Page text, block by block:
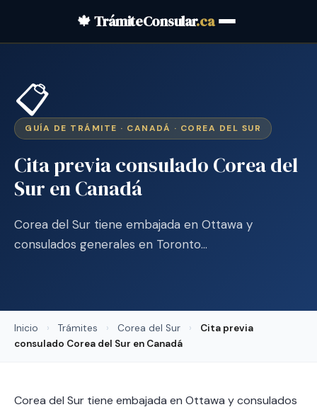
🍁 TrámiteConsular.ca
📋
GUÍA DE TRÁMITE · CANADÁ · COREA DEL SUR
Cita previa consulado Corea del
Sur en Canadá
Corea del Sur tiene embajada en Ottawa y
consulados generales en Toronto…
Inicio › Trámites › Corea del Sur ›
Cita previa
consulado Corea del Sur en Canadá
Corea del Sur tiene embajada en Ottawa y consulados